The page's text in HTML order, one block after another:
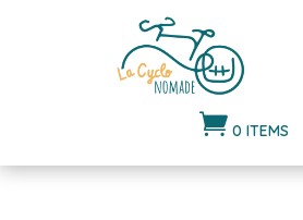
 0 ITEMS